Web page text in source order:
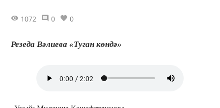
1072 0 0
Резеда Вәлиева «Туган көндә»